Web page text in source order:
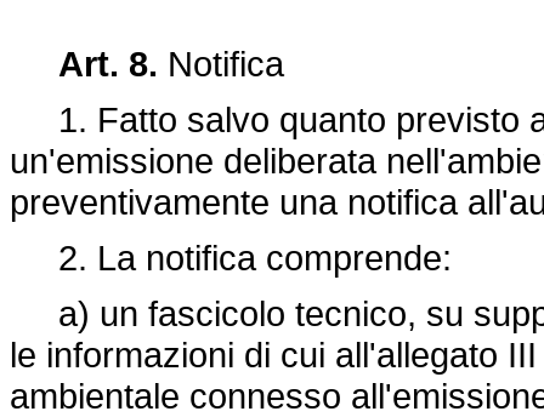
Art. 8. Notifica
1. Fatto salvo quanto previsto
un'emissione deliberata
preventivamente una notifica
2. La notifica comprende:
a) un fascicolo tecnico, su
le informazioni di cui all'allegato
ambientale connesso